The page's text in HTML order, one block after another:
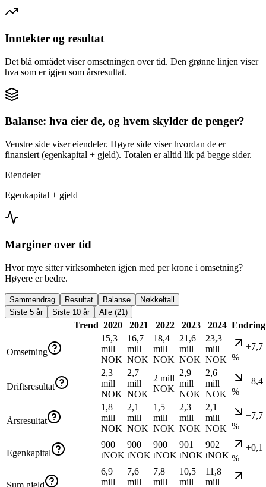
Inntekter og resultat
Det blå området viser omsetningen over tid. Den grønne linjen viser
hva som er igjen som årsresultat.
Balanse: hva eier de, og hvem skylder de penger?
Venstre side viser eiendeler. Høyre side viser hvordan de er
finansiert (egenkapital + gjeld). Totalen er alltid lik på begge sider.
Eiendeler
Egenkapital + gjeld
Marginer over tid
Hvor mye sitter virksomheten igjen med per krone i omsetning?
Høyere er bedre.
Sammendrag Resultat Balanse
Nøkkeltall
Siste 5 år
Siste 10 år Alle (21)
Trend 2020 2021 2022 2023 2024 Endring
Omsetning
15,3
mill
NOK
16,7
mill
NOK
18,4
mill
NOK
21,6
mill
NOK
23,3
mill
NOK
+7,7
%
Driftsresultat
2,3
mill
NOK
2,7
mill
NOK
2 mill
NOK
2,9
mill
NOK
2,6
mill
NOK
−8,4
%
Årsresultat
1,8
mill
NOK
2,1
mill
NOK
1,5
mill
NOK
2,3
mill
NOK
2,1
mill
NOK
−7,7
%
Egenkapital
900
tNOK
900
tNOK
900
tNOK
901
tNOK
902
tNOK
+0,1
%
Sum gjeld
6,9
mill
7,6
mill
7,8
mill
10,5
mill
11,8
mill